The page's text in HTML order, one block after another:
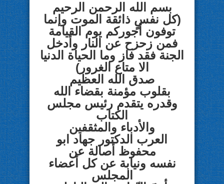
بسم الله الرحمن الرحيم
(كل نفسٍ ذائقة الموت وإنما
توفون أجوركم يوم القيامة
فمن زحزح عن النار وأدخل
الجنة فقد فاز وما الحياة الدنيا
الا متاع الغرور)
صدق الله العظيم
بقلوب مؤمنة بقضاء الله
وقدره يتقدم رئيس مجلس
الكتاب
والأدباء والمثقفين
العرب الدكتور جهاد ابو
محفوظ أصالة عن
نفسه ونيابة عن كل أعضاء
المجلس